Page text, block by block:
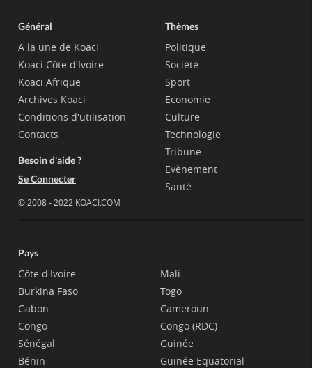
Général
A la une de Koaci
Koaci Côte d'Ivoire
Koaci Afrique
Archives Koaci
Conditions d'utilisation
Contacts
Besoin d'aide ?
Se Connecter
© 2008 - 2022 KOACI.COM
Thèmes
Politique
Société
Sport
Economie
Culture
Technologie
Tribune
Evènement
Santé
Pays
Côte d'Ivoire
Burkina Faso
Gabon
Congo
Sénégal
Bénin
Mali
Togo
Cameroun
Congo (RDC)
Guinée
Guinée Equatorial